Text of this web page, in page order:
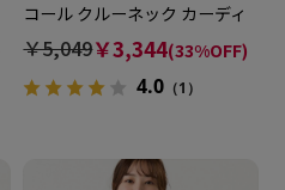
コール クルーネック カーディ
ガン レディース
￥5,049￥3,344(33%OFF)
4.0 （1）